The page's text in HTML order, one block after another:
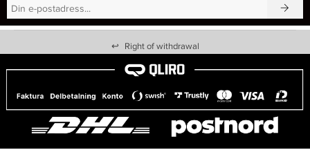
↩ Right of withdrawal